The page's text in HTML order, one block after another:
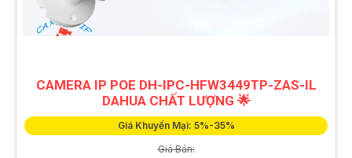
CAMERA IP POE DH-IPC-HFW3449TP-ZAS-IL
DAHUA CHẤT LƯỢNG 🌟
Giá Khuyến Mại: 5%-35%
Giá Bán: